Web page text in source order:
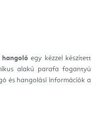
hangolóegy kézzel készített
alakú parafa fogantyú
és hangolási információk a